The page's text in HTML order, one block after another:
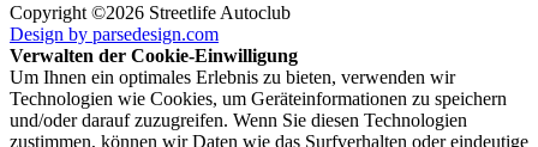
Copyright ©2026 Streetlife Autoclub
Design by parsedesign.com
Verwalten der Cookie-Einwilligung
Um Ihnen ein optimales Erlebnis zu bieten, verwenden wir
Technologien wie Cookies, um Geräteinformationen zu speichern
und/oder darauf zuzugreifen. Wenn Sie diesen Technologien
zustimmen, können wir Daten wie das Surfverhalten oder eindeutige